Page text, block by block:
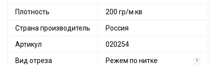
Плотность 200 гр/м.кв
Страна производитель Россия
Артикул 020254
Вид отреза Режем по нитке ?